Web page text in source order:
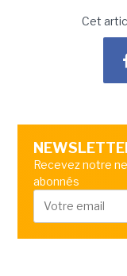
Cet
Recevez notre
abonnés